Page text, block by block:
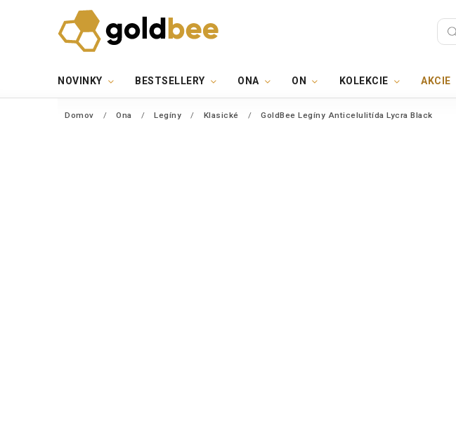
NOVINKY BESTSELLERY ONA ON KOLEKCIE AKCIE
Domov / Ona / Legíny / Klasické / GoldBee Legíny Anticelulitída Lycra Black